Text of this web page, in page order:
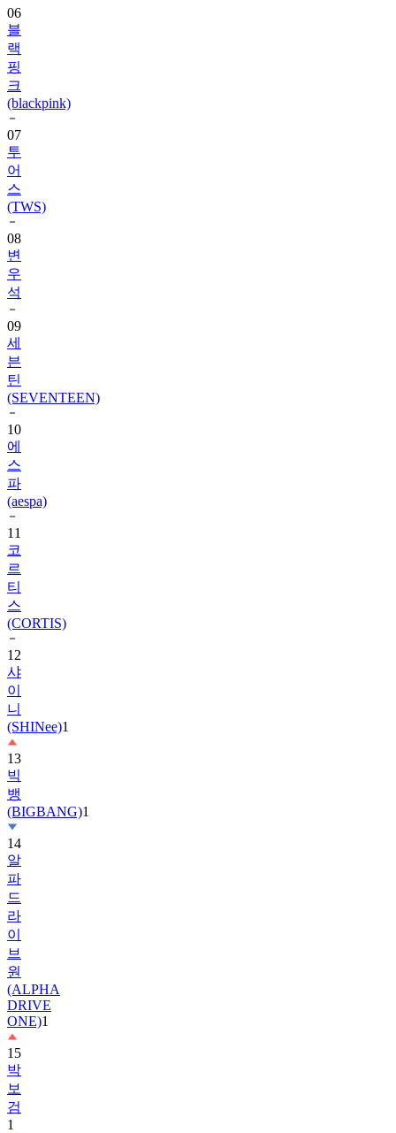
랙
핑
크
(blackpink)
07
투
어
스
(TWS)
08
변
우
석
09
세
븐
틴
(SEVENTEEN)
10
에
스
파
(aespa)
11
코
르
티
스
(CORTIS)
12
샤
이
니
(SHINee)
13
빅
뱅
(BIGBANG)
14
알
파
드
라
이
브
원
(ALPHA
DRIVE
ONE)1
15
박
보
검
1
16